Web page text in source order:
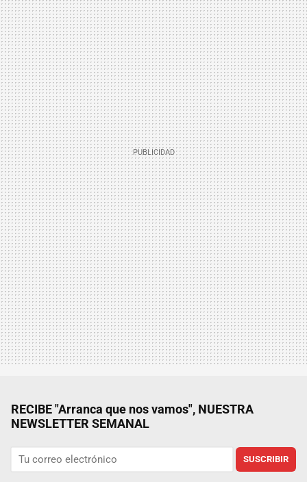
RECIBE "Arranca que nos vamos", NUESTRA
NEWSLETTER SEMANAL
SUSCRIBIR